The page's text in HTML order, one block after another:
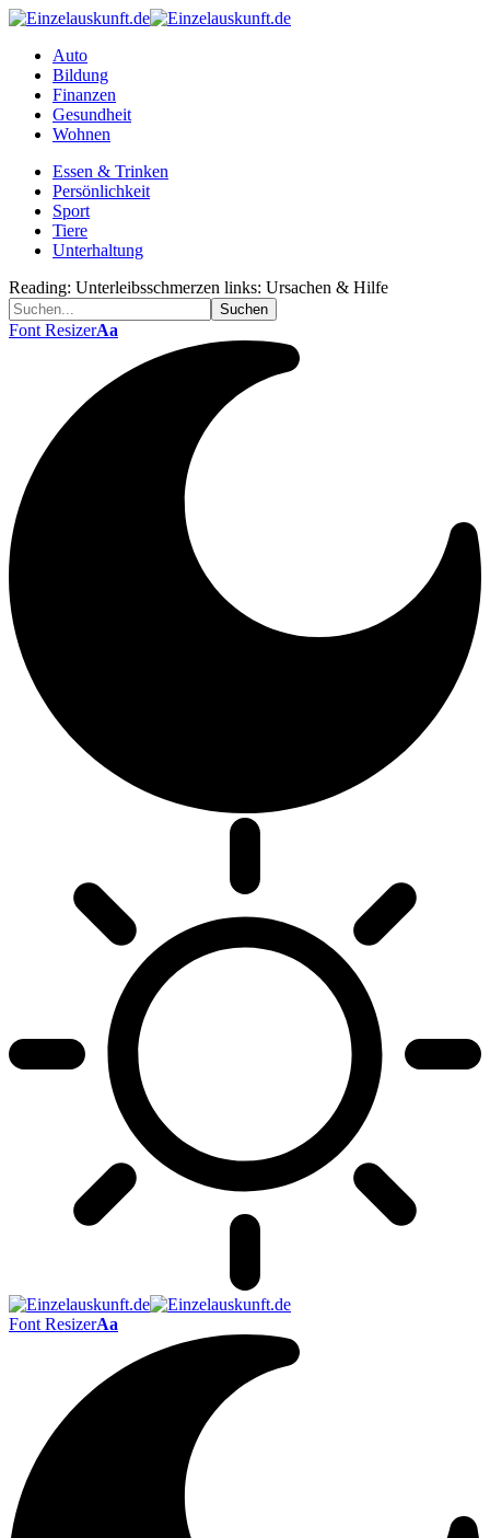
Auto
Bildung
Finanzen
Gesundheit
Wohnen
Essen & Trinken
Persönlichkeit
Sport
Tiere
Unterhaltung
Reading: Unterleibsschmerzen links: Ursachen & Hilfe
Font ResizerAa
Font ResizerAa